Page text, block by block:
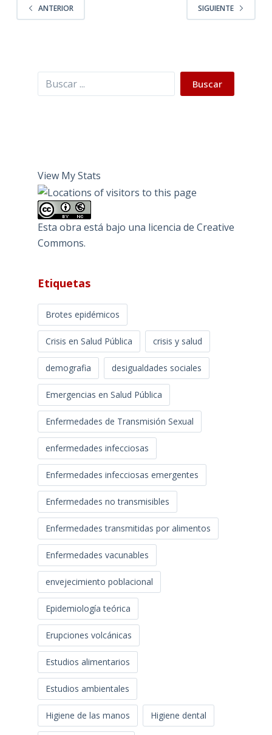
ANTERIOR SIGUIENTE
Buscar Buscar
View My Stats
Esta obra está bajo una licencia de Creative
Commons.
Etiquetas
Brotes epidémicos
Crisis en Salud Pública crisis y salud
demografia desigualdades sociales
Emergencias en Salud Pública
Enfermedades de Transmisión Sexual
enfermedades infecciosas
Enfermedades infecciosas emergentes
Enfermedades no transmisibles
Enfermedades transmitidas por alimentos
Enfermedades vacunables
envejecimiento poblacional
Epidemiología teórica
Erupciones volcánicas
Estudios alimentarios
Estudios ambientales
Higiene de las manos Higiene dental